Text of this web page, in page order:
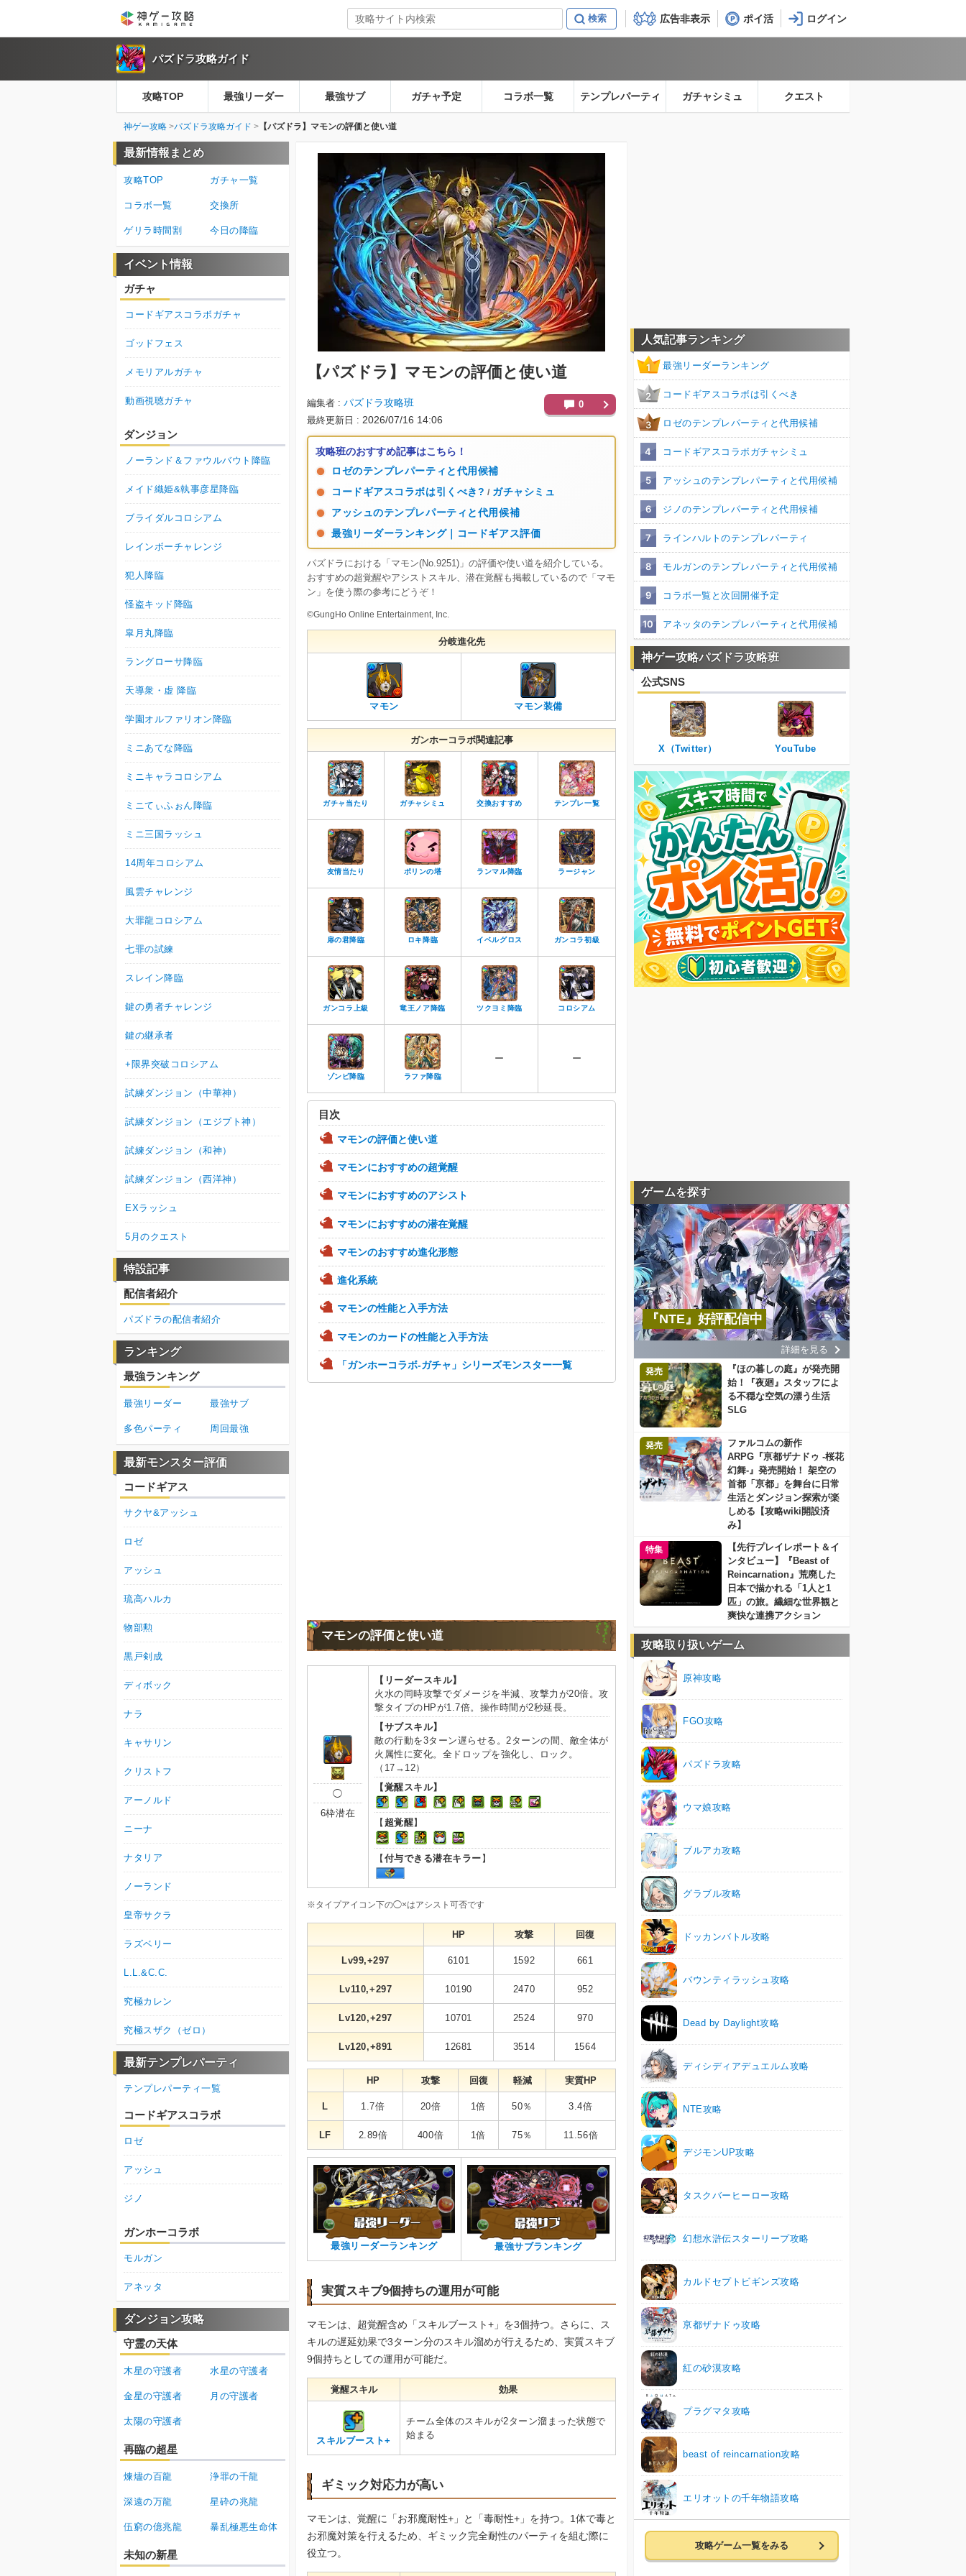
広告非表示 ポイ活
パズドラ攻略ガイド
攻略TOP 最強リーダー 最強サブ ガチャ予定 コラボ一覧 テンプレパーティ ガチャシミュ クエスト
神ゲー攻略 パズドラ攻略ガイド 【パズドラ】マモンの評価と使い道
【パズドラ】 マモンの評価と使い道
編集者 パズドラ攻略班
最終更新日 2026/07/16 14:06
0
攻略班のおすすめ記事はこちら！
ロゼのテンプレパーティと代用候補
コードギアスコラボは引くべき? / ガチャシミュ
アッシュのテンプレパーティと代用候補
最強リーダーランキング｜コードギアス評価
パズドラにおける「マモン(No.9251)」の評価や使い道を紹介している。
おすすめの超覚醒やアシストスキル、潜在覚醒も掲載しているので「マモ
ン」を使う際の参考にどうぞ！
©GungHo Online Entertainment, Inc.
分岐進化先
マモン マモン装備
ガンホーコラボ関連記事
ガチャ当たり ガチャシミュ 交換おすすめ テンプレ一覧
友情当たり ポリンの塔 ランマル降臨 ラージャン
扉の君降臨 ロキ降臨 イベルグロス ガンコラ初級
ガンコラ上級 竜王ノア降臨 ツクヨミ降臨 コロシアム
ゾンビ降臨 ラファ降臨
ー ー
目次
マモンの評価と使い道
マモンにおすすめの超覚醒
マモンにおすすめのアシスト
マモンにおすすめの潜在覚醒
マモンのおすすめ進化形態
進化系統
マモンの性能と入手方法
マモンのカードの性能と入手方法
「ガンホーコラボ-ガチャ」シリーズモンスター一覧
マモンの評価と使い道
◯
6枠潜在
【リーダースキル】
火水の同時攻撃でダメージを半減、攻撃力が20倍。攻
撃タイプのHPが1.7倍。操作時間が2秒延長。
【サブスキル】
敵の行動を3ターン遅らせる。2ターンの間、敵全体が
火属性に変化。全ドロップを強化し、ロック。
（17→12）
【覚醒スキル】
【 超覚醒】
【 付与できる潜在キラー 】
※タイプアイコン下の◯×はアシスト可否です
HP 攻撃 回復
Lv99,+297 6101 1592 661
Lv110,+297 10190 2470 952
Lv120,+297 10701 2524 970
Lv120,+891 12681 3514 1564
HP 攻撃 回復 軽減 実質HP
L 1.7倍 20倍 1倍 50％ 3.4倍
LF 2.89倍 400倍 1倍 75％ 11.56倍
最強リーダーランキング 最強サブランキング
実質スキブ9個持ちの運用が可能
マモンは、超覚醒含め「スキルブースト+」を3個持つ。さらに、ス
キルの遅延効果で3ターン分のスキル溜めが行えるため、実質スキブ
9個持ちとしての運用が可能だ。
覚醒スキル 効果
スキルブースト+
チーム全体のスキルが2ターン溜まった状態で
始まる
ギミック対応力が高い
マモンは、覚醒に「お邪魔耐性+」と「毒耐性+」を持つ。1体で毒と
お邪魔対策を行えるため、ギミック完全耐性のパーティを組む際に
役立つ。
人気記事ランキング
1 最強リーダーランキング
2 コードギアスコラボは引くべき
3 ロゼのテンプレパーティと代用候補
4 コードギアスコラボガチャシミュ
5 アッシュのテンプレパーティと代用候補
6 ジノのテンプレパーティと代用候補
7 ラインハルトのテンプレパーティ
8 モルガンのテンプレパーティと代用候補
9 コラボ一覧と次回開催予定
10 アネッタのテンプレパーティと代用候補
神ゲー攻略パズドラ攻略班
公式SNS
X（Twitter） YouTube
ゲームを探す
『NTE』好評配信中
詳細を見る
発売
『ほの暮しの庭』が発売開
始！『夜廻』スタッフによ
る不穏な空気の漂う生活
SLG
発売
ファルコムの新作
ARPG『亰都ザナドゥ -桜花
幻舞-』発売開始！ 架空の
首都「亰都」を舞台に日常
生活とダンジョン探索が楽
しめる【攻略wiki開設済
み】
特集
【先行プレイレポート＆イ
ンタビュー】『Beast of
Reincarnation』荒廃した
日本で描かれる「1人と1
匹」の旅。繊細な世界観と
爽快な連携アクション
攻略取り扱いゲーム
原神攻略
FGO攻略
パズドラ攻略
ウマ娘攻略
ブルアカ攻略
グラブル攻略
ドッカンバトル攻略
バウンティラッシュ攻略
Dead by Daylight攻略
ディシディアデュエルム攻略
NTE攻略
デジモンUP攻略
タスクバーヒーロー攻略
幻想水滸伝スターリープ攻略
カルドセプトビギンズ攻略
亰都ザナドゥ攻略
紅の砂漠攻略
プラグマタ攻略
beast of reincarnation攻略
エリオットの千年物語攻略
攻略ゲーム一覧をみる
最新情報まとめ
攻略TOP ガチャ一覧
コラボ一覧 交換所
ゲリラ時間割 今日の降臨
イベント情報
ガチャ
コードギアスコラボガチャ
ゴッドフェス
メモリアルガチャ
動画視聴ガチャ
ダンジョン
ノーランド＆ファウルバウト降臨
メイド織姫&執事彦星降臨
ブライダルコロシアム
レインボーチャレンジ
犯人降臨
怪盗キッド降臨
皐月丸降臨
ラングローサ降臨
天導衆・虚 降臨
学園オルファリオン降臨
ミニあてな降臨
ミニキャラコロシアム
ミニてぃふぉん降臨
ミニ三国ラッシュ
14周年コロシアム
風雲チャレンジ
大罪龍コロシアム
七罪の試練
スレイン降臨
鍵の勇者チャレンジ
鍵の継承者
+限界突破コロシアム
試練ダンジョン（中華神）
試練ダンジョン（エジプト神）
試練ダンジョン（和神）
試練ダンジョン（西洋神）
EXラッシュ
5月のクエスト
特設記事
配信者紹介
パズドラの配信者紹介
ランキング
最強ランキング
最強リーダー 最強サブ
多色パーティ 周回最強
最新モンスター評価
コードギアス
サクヤ&アッシュ
ロゼ
アッシュ
琉高ハルカ
物部勲
黒戸剣成
ディボック
ナラ
キャサリン
クリストフ
アーノルド
ニーナ
ナタリア
ノーランド
皇帝サクラ
ラズベリー
L.L.&C.C.
究極カレン
究極スザク（ゼロ）
最新テンプレパーティ
テンプレパーティ一覧
コードギアスコラボ
ロゼ
アッシュ
ジノ
ガンホーコラボ
モルガン
アネッタ
ダンジョン攻略
守霊の天体
木星の守護者 水星の守護者
金星の守護者 月の守護者
太陽の守護者
再臨の超星
煉燼の百龍 浄罪の千龍
深遠の万龍 星砕の兆龍
伍窮の億兆龍 暴乱極悪生命体
未知の新星